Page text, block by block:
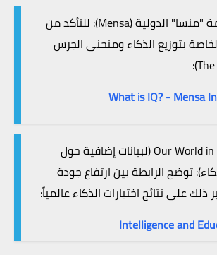
موقع منظمة "منسا" الدولية (Mensa): للتأكد من
بتوزيع الذكاء ومنحنى الجرس
What is IQ? - Mensa
منصة Our World in Data (لبيانات إضافية حول
توضح الرابطة بين ارتفاع جودة
ذلك على نتائج اختبارات الذكاء عالمياً:
Intelligence and